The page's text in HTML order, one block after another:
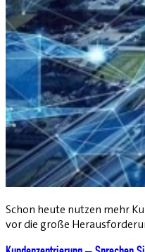
Schon heute nutzen mehr
vor die große